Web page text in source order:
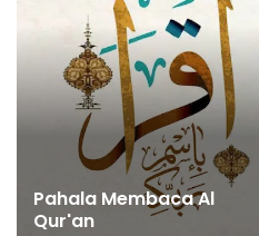
Pahala Membaca Al
Qur'an